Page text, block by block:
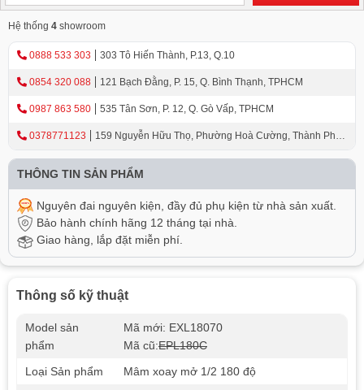
Hệ thống 4 showroom
0888 533 303 303 Tô Hiến Thành, P.13, Q.10
0854 320 088 121 Bạch Đằng, P. 15, Q. Bình Thạnh, TPHCM
0987 863 580 535 Tân Sơn, P. 12, Q. Gò Vấp, TPHCM
0378771123
159 Nguyễn Hữu Thọ, Phường Hoà Cường, Thành Phố
THÔNG TIN SẢN PHẨM
Nguyên đai nguyên kiện, đầy đủ phụ kiện từ nhà sản xuất.
Bảo hành chính hãng 12 tháng tại nhà.
Giao hàng, lắp đặt miễn phí.
Thông số kỹ thuật
Model sản
phẩm
Mã mới: EXL18070
Mã cũ:EPL180C
Loại Sản phẩm
Mâm xoay mở 1/2 180 độ